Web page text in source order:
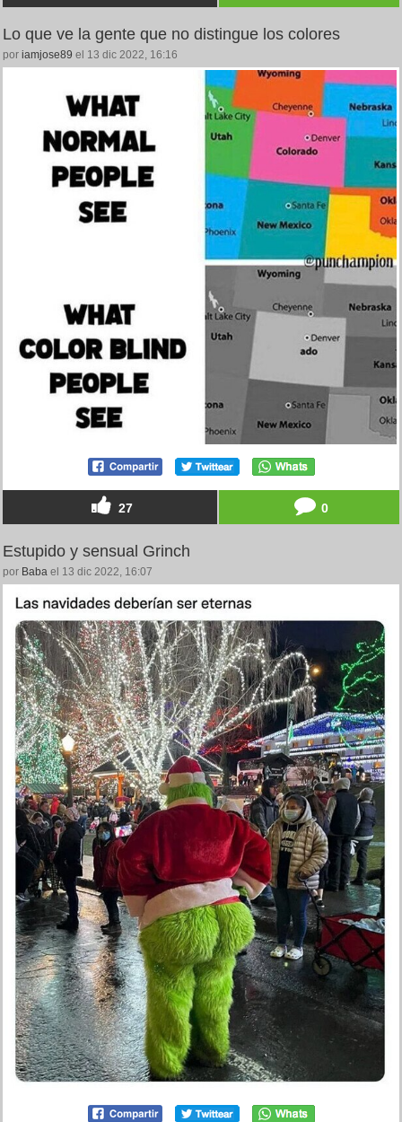
Lo que ve la gente que no distingue los colores
por iamjose89 el 13 dic 2022, 16:16
27 0
Estupido y sensual Grinch
por Baba el 13 dic 2022, 16:07